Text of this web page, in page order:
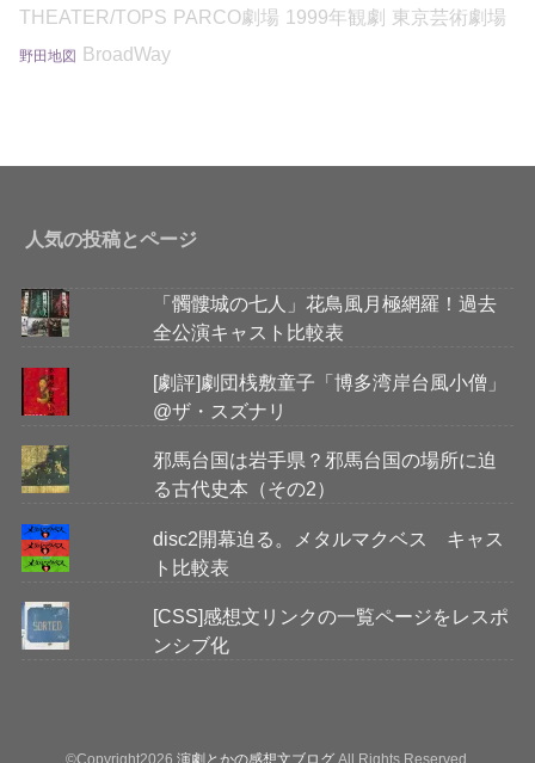
THEATER/TOPS PARCO劇場 1999年観劇 東京芸術劇場
野田地図 BroadWay
人気の投稿とページ
「髑髏城の七人」花鳥風月極網羅！過去
全公演キャスト比較表
[劇評]劇団桟敷童子「博多湾岸台風小僧」
@ザ・スズナリ
邪馬台国は岩手県？邪馬台国の場所に迫
る古代史本（その2）
disc2開幕迫る。メタルマクベス キャス
ト比較表
[CSS]感想文リンクの一覧ページをレスポ
ンシブ化
©Copyright2026 演劇とかの感想文ブログ.All Rights Reserved.